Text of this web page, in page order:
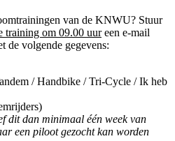
van de KNWU? Stuur
training om 09.00 uureen e-mail
de volgende gegevens:
/ Handbike / Tri-Cycle / Ik heb
dit dan minimaal één week van
een piloot gezocht kan worden